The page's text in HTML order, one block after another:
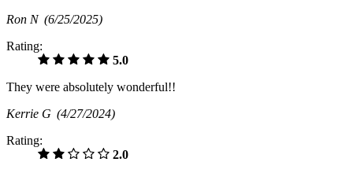
Ron N (6/25/2025)
Rating:
5.0
They were absolutely wonderful!!
Kerrie G (4/27/2024)
Rating:
2.0